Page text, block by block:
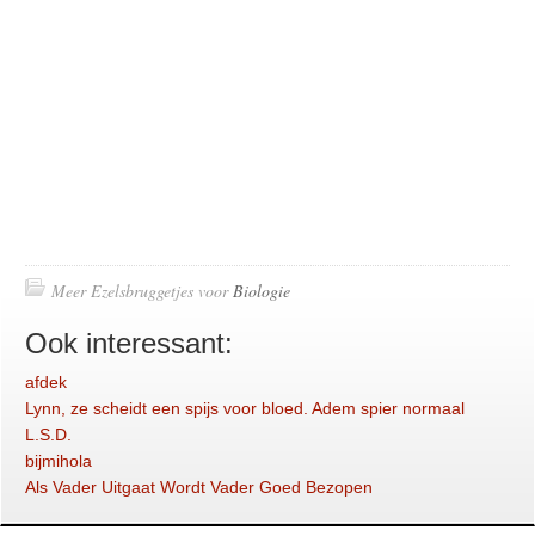
Meer Ezelsbruggetjes voorBiologie
Ook interessant:
afdek
Lynn, ze scheidt een spijs voor bloed. Adem spier normaal
L.S.D.
bijmihola
Als Vader Uitgaat Wordt Vader Goed Bezopen